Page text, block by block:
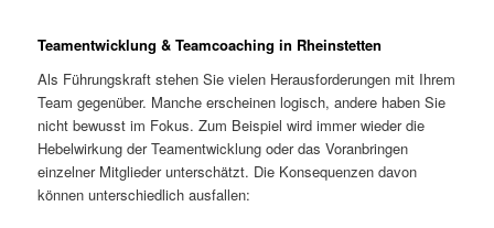
Teamentwicklung & Teamcoaching in Rheinstetten
Als Führungskraft stehen Sie vielen Herausforderungen mit Ihrem
Team gegenüber. Manche erscheinen logisch, andere haben Sie
nicht bewusst im Fokus. Zum Beispiel wird immer wieder die
Hebelwirkung der Teamentwicklung oder das Voranbringen
einzelner Mitglieder unterschätzt. Die Konsequenzen davon
können unterschiedlich ausfallen: